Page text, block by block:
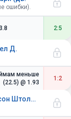
ошибки).
2:5
Д.
меньше
(22.5) @ 1.93
1:2
С./Вавассори Эррани А. - Ф./Харрисон Штоллар К.